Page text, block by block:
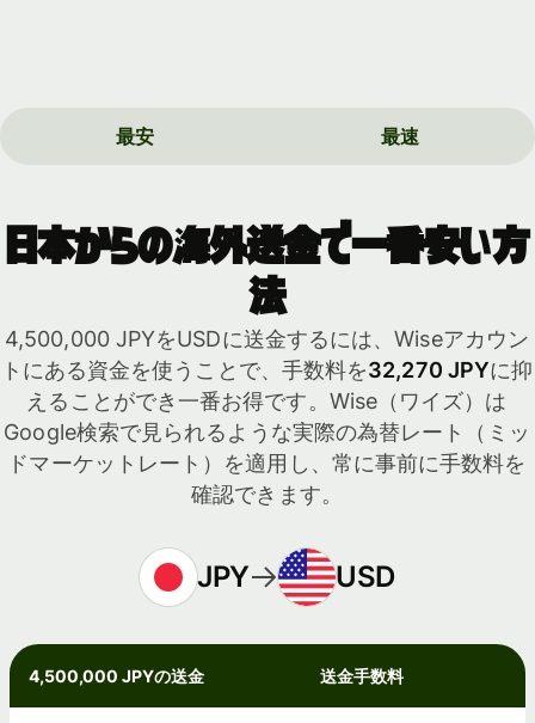
最安 最速
日本からの海外送金で一番安い方
法
4,500,000 JPYをUSDに送金するには、Wiseアカウン
トにある資金を使うことで、手数料を32,270 JPYに抑
えることができ一番お得です。Wise（ワイズ）は
Google検索で見られるような実際の為替レート（ミッ
ドマーケットレート）を適用し、常に事前に手数料を
確認できます。
JPY USD
4,500,000 JPYの送金 送金手数料